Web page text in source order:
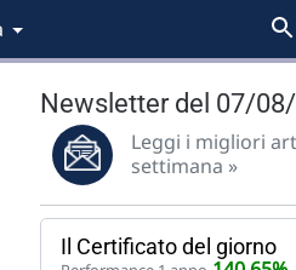
Newsletter del 07/
Leggi i migliori
settimana »
Il Certificato del giorno